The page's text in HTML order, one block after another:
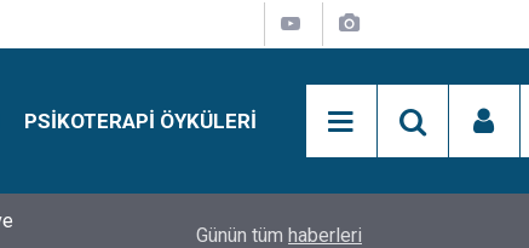
PSIKOTERAPI ÖYKÜLERI
Simon Says Dikkat Programı Nedir?
Günün tüm haberleri